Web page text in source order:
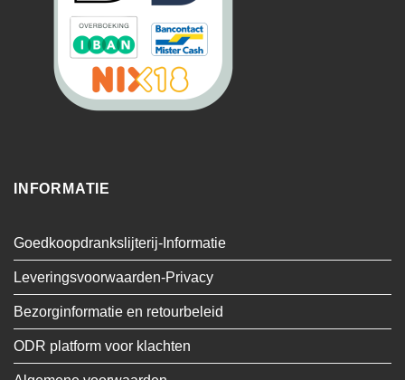
INFORMATIE
Goedkoopdrankslijterij-Informatie
Leveringsvoorwaarden-Privacy
Bezorginformatie en retourbeleid
ODR platform voor klachten